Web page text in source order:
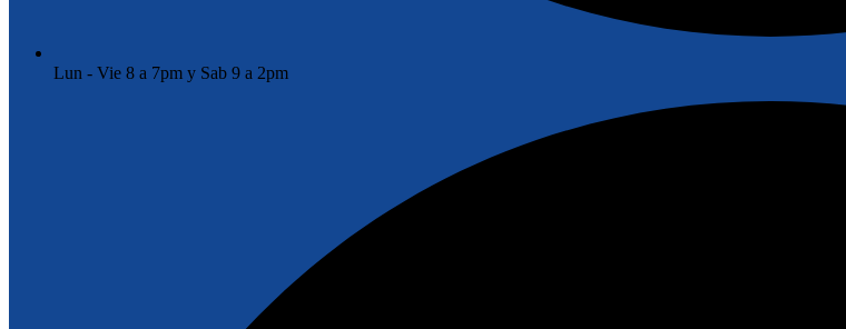
Lun - Vie 8 a 7pm y Sab 9 a 2pm